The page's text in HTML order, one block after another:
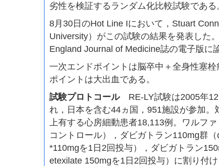
劣性を検証するランダム化比較試験である
8月30日のHot Line Iにおいて，Stuart
University）がこの試験の結果を発表した
England Journal of Medicine誌の電子版に
一次エンドポイントは脳卒中＋全身性塞
ポイントは大出血である。
試験プロトコールRE-LY試験は2005年12
れ，日本を含む44ヵ国，951施設が参加。
上有する心房細動患者18,113例。ワルフ
コントロール），ダビガトラン110mg群
*110mgを1日2回投与），ダビガトラン
etexilate 150mgを1日2回投与）に割り付